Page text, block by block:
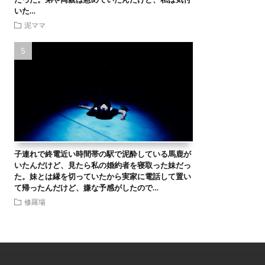
いた…
泥ママ
子連れで終電近い時間帯の駅で泥酔している馬鹿が
いたんだけど、見たら私の婚約者を寝取った妹だっ
た。妹とは縁を切っていたから実家に電話して置い
て帰ったんだけど、嫌な予感がしたので…
修羅場